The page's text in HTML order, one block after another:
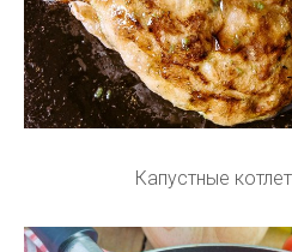
Капустные